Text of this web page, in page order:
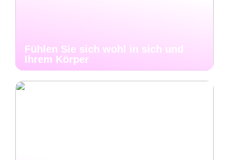
Fühlen Sie sich wohl in sich und
Ihrem Körper